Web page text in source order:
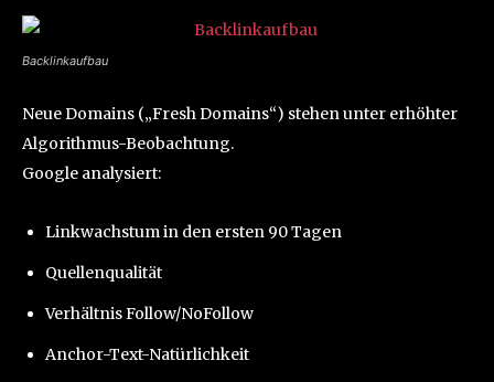
Backlinkaufbau
Neue Domains („Fresh Domains“) stehen unter erhöhter
Algorithmus-Beobachtung.
Google analysiert:
Linkwachstum in den ersten 90 Tagen
Quellenqualität
Verhältnis Follow/NoFollow
Anchor-Text-Natürlichkeit